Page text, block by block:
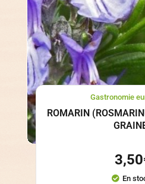
Gastronomie
ROMARIN
3,50
En